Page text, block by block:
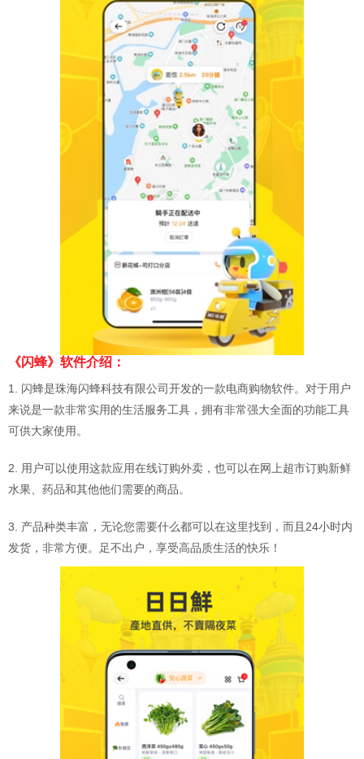
《闪蜂》软件介绍：
1. 闪蜂是珠海闪蜂科技有限公司开发的一款电商购物软件。对于用户
来说是一款非常实用的生活服务工具，拥有非常强大全面的功能工具
可供大家使用。
2. 用户可以使用这款应用在线订购外卖，也可以在网上超市订购新鲜
水果、药品和其他他们需要的商品。
3. 产品种类丰富，无论您需要什么都可以在这里找到，而且24小时内
发货，非常方便。足不出户，享受高品质生活的快乐！